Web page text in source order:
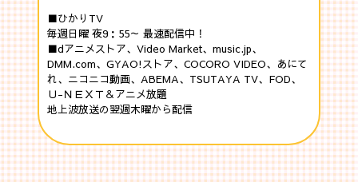
■ひかりTV
毎週日曜 夜9：55～ 最速配信中！
■dアニメストア、Video Market、music.jp、
DMM.com、GYAO!ストア、COCORO VIDEO、あにて
れ、ニコニコ動画、ABEMA、TSUTAYA TV、FOD、
Ｕ-ＮＥＸＴ＆アニメ放題
地上波放送の翌週木曜から配信